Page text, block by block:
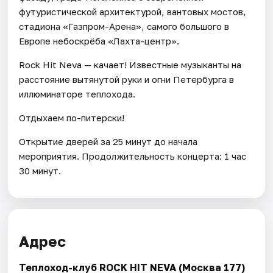
футуристической архитектурой, вантовых мостов,
стадиона «Газпром-Арена», самого большого в
Европе небоскрёба «Лахта-центр».
Rock Hit Neva — качает! Известные музыканты на
расстояние вытянутой руки и огни Петербурга в
иллюминаторе теплохода.
Отдыхаем по-питерски!
Открытие дверей за 25 минут до начала
мероприятия. Продолжительность концерта: 1 час
30 минут.
Адрес
Теплоход-клуб ROCK HIT NEVA (Москва 177)